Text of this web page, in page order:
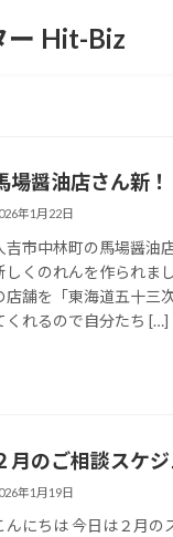
場醤油店さん新
年1月22日
吉市中林町の馬場醤油
しくのれんを作られま
店舗を「東海道五十三
くれるので自分たち […]
月のご相談スケ
年1月19日
んにちは 今日は２月の